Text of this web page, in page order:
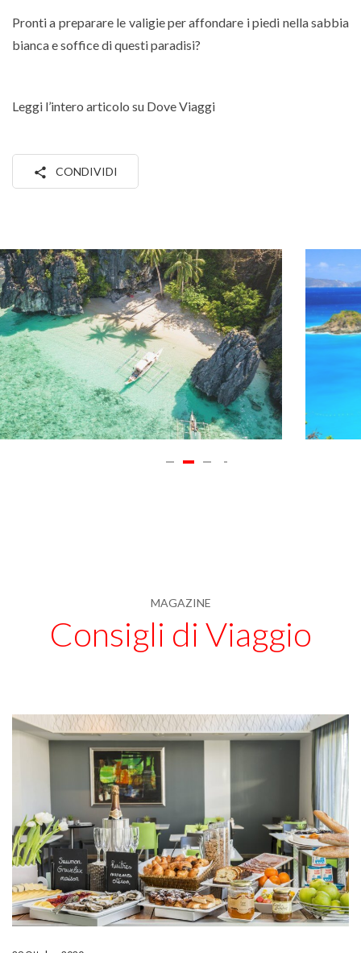
Pronti a preparare le valigie per affondare i piedi nella sabbia
bianca e soffice di questi paradisi?
Leggi l’intero articolo su Dove Viaggi
CONDIVIDI
MAGAZINE
Consigli di Viaggio